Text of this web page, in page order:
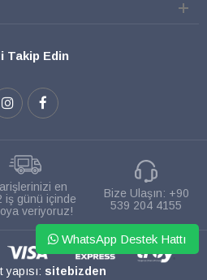
Takip Edin
en
iş günü içinde
veriyoruz!
Bize Ulaşın: +90
539 204 4155
sitebizden
WhatsApp Destek Hattı